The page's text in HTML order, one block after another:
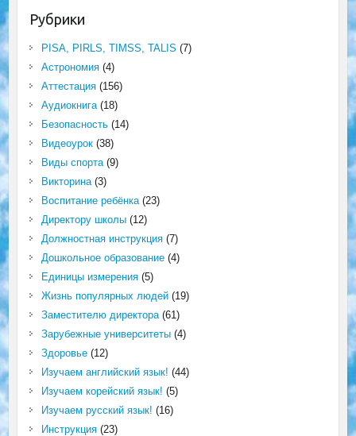
Рубрики
PISA, PIRLS, TIMSS, TALIS (7)
Астрономия(4)
Аттестация(156)
Аудиокнига(18)
Безопасность(14)
Видеоурок(38)
Виды спорта(9)
Викторина(3)
Воспитание ребёнка(23)
Директору школы(12)
Должностная инструкция(7)
Дошкольное образование(4)
Единицы измерения(5)
Жизнь популярных людей(19)
Заместителю директора(61)
Зарубежные университеты(4)
Здоровье(12)
Изучаем английский язык! (44)
Изучаем корейский язык! (5)
Изучаем русский язык! (16)
Инструкция(23)